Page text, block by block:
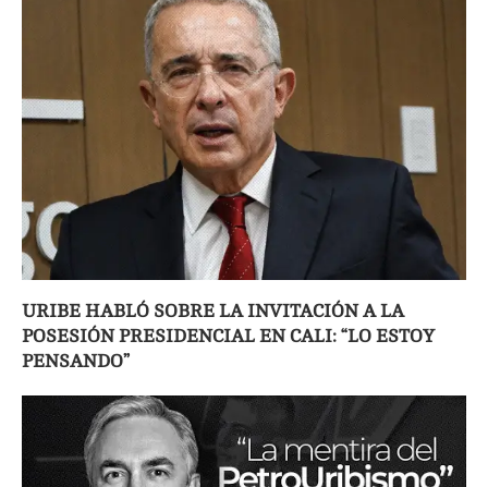
URIBE HABLÓ SOBRE LA INVITACIÓN A LA
POSESIÓN PRESIDENCIAL EN CALI: “LO ESTOY
PENSANDO”